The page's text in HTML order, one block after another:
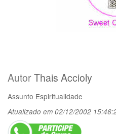
AutorThais Accioly
Assunto Espiritualidade
Atualizado em 02/12/2002